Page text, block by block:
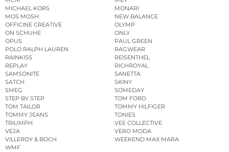
MICHAEL KORS
MONARI
MOS MOSH
NEW BALANCE
OFFICINE CREATIVE
OLYMP
ON SCHUHE
ONLY
OPUS
PAUL GREEN
POLO RALPH LAUREN
RAGWEAR
RAINKISS
REISENTHEL
REPLAY
RICHROYAL
SAMSONITE
SANETTA
SATCH
SKINY
SMEG
SOMEDAY
STEP BY STEP
TOM FORD
TOM TAILOR
TOMMY HILFIGER
TOMMY JEANS
TONIES
TRIUMPH
VEE COLLECTIVE
VEJA
VERO MODA
VILLEROY & BOCH
WEEKEND MAX MARA
WMF